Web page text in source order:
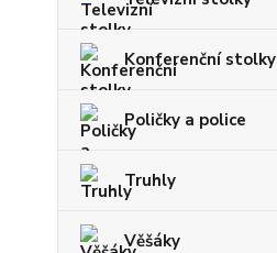
Konferenční stolky
Poličky a police
Truhly
Věšáky